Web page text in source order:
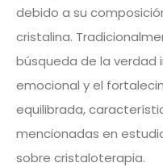
debido a su
cristalina.
búsqueda de la verdad
emocional y el
equilibrada,
mencionadas en
sobre cristaloterapia.